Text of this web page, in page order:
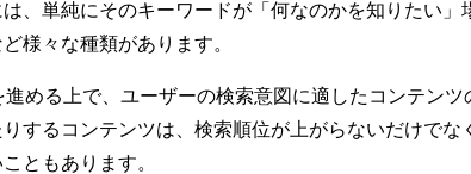
、単純にそのキーワードが「何なのかを知りたい
様々な種類があります。
進める上で、ユーザーの検索意図に適したコンテンツ
りするコンテンツは、検索順位が上がらないだけで
ともあります。